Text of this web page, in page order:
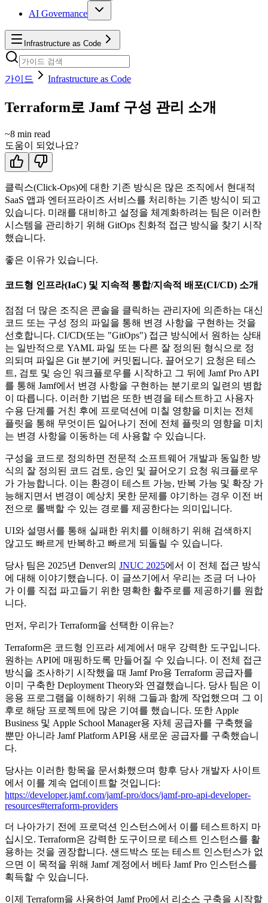
AI Governance
Infrastructure as Code
가이드 Infrastructure as Code
Terraform로 Jamf 구성 관리 소개
~8 min read
도움이 되었나요?
클릭스(Click-Ops)에 대한 기존 방식은 많은 조직에서 현대적
SaaS 앱과 엔터프라이즈 서비스를 처리하는 기존 방식이 되고
있습니다. 미래를 대비하고 설정을 체계화하려는 팀은 이러한
시스템을 관리하기 위해 GitOps 친화적 접근 방식을 찾기 시작
했습니다.
좋은 이유가 있습니다.
코드형 인프라(IaC) 및 지속적 통합/지속적 배포(CI/CD) 소개
점점 더 많은 조직은 콘솔을 클릭하는 관리자에 의존하는 대신
코드 또는 구성 정의 파일을 통해 변경 사항을 구현하는 것을
선호합니다. CI/CD(또는 "GitOps") 접근 방식에서 원하는 상태
는 일반적으로 YAML 파일 또는 다른 잘 정의된 형식으로 정
의되며 파일은 Git 분기에 커밋됩니다. 끌어오기 요청은 테스
트, 검토 및 승인 워크플로우를 시작하고 그 뒤에 Jamf Pro API
를 통해 Jamf에서 변경 사항을 구현하는 분기로의 일련의 병합
이 따릅니다. 이러한 기법은 또한 변경을 테스트하고 사용자
수용 단계를 거친 후에 프로덕션에 미칠 영향을 미치는 전체
플릿을 통해 무엇이든 일어나기 전에 전체 플릿의 영향을 미치
는 변경 사항을 이동하는 데 사용할 수 있습니다.
구성을 코드로 정의하면 전문적 소프트웨어 개발과 동일한 방
식의 잘 정의된 코드 검토, 승인 및 끌어오기 요청 워크플로우
가 가능합니다. 이는 환경이 테스트 가능, 반복 가능 및 확장 가
능해지면서 변경이 예상치 못한 문제를 야기하는 경우 이전 버
전으로 롤백할 수 있는 경로를 제공한다는 의미입니다.
UI와 설명서를 통해 실패한 위치를 이해하기 위해 검색하지
않고도 빠르게 반복하고 빠르게 되돌릴 수 있습니다.
당사 팀은 2025년 Denver의 JNUC 2025에서 이 전체 접근 방식
에 대해 이야기했습니다. 이 글쓰기에서 우리는 조금 더 나아
가 이를 직접 파고들기 위한 명확한 활주로를 제공하기를 원합
니다.
먼저, 우리가 Terraform을 선택한 이유는?
Terraform은 코드형 인프라 세계에서 매우 강력한 도구입니다.
원하는 API에 매핑하도록 만들어질 수 있습니다. 이 전체 접근
방식을 조사하기 시작했을 때 Jamf Pro용 Terraform 공급자를
이미 구축한 Deployment Theory와 연결했습니다. 당사 팀은 이
응용 프로그램을 이해하기 위해 그들과 함께 작업했으며 그 이
후로 해당 프로젝트에 많은 기여를 했습니다. 또한 Apple
Business 및 Apple School Manager용 자체 공급자를 구축했을
뿐만 아니라 Jamf Platform API용 새로운 공급자를 구축했습니
다.
당사는 이러한 항목을 문서화했으며 향후 당사 개발자 사이트
에서 이를 계속 업데이트할 것입니다:
https://developer.jamf.com/jamf-pro/docs/jamf-pro-api-developer-
resources#terraform-providers
더 나아가기 전에 프로덕션 인스턴스에서 이를 테스트하지 마
십시오. Terraform은 강력한 도구이므로 테스트 인스턴스를 활
용하는 것을 권장합니다. 샌드박스 또는 테스트 인스턴스가 없
으면 이 목적을 위해 Jamf 계정에서 베타 Jamf Pro 인스턴스를
획득할 수 있습니다.
이제 Terraform을 사용하여 Jamf Pro에서 리소스 구축을 시작할